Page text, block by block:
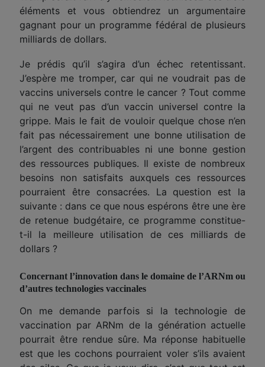
éléments et vous obtiendrez un argumentaire
gagnant pour un programme fédéral de plusieurs
milliards de dollars.
Je prédis qu’il s’agira d’un échec retentissant.
J’espère me tromper, car qui ne voudrait pas de
vaccins universels contre le cancer ? Tout comme
qui ne veut pas d’un vaccin universel contre la
grippe. Mais le fait de vouloir quelque chose n’en
fait pas nécessairement une bonne utilisation de
l’argent des contribuables ni une bonne gestion
des ressources publiques. Il existe de nombreux
besoins non satisfaits auxquels ces ressources
pourraient être consacrées. La question est la
suivante : dans ce que nous espérons être une ère
de retenue budgétaire, ce programme constitue-
t-il la meilleure utilisation de ces milliards de
dollars ?
Concernant l’innovation dans le domaine de l’ARNm ou
d’autres technologies vaccinales
On me demande parfois si la technologie de
vaccination par ARNm de la génération actuelle
pourrait être rendue sûre. Ma réponse habituelle
est que les cochons pourraient voler s’ils avaient